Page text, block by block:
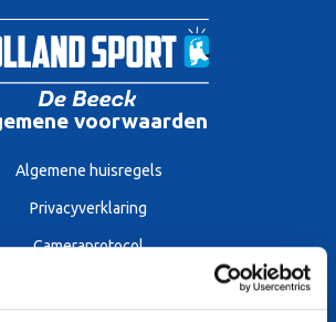
voorwaarden
Algemene huisregels
Privacyverklaring
Cameraprotocol